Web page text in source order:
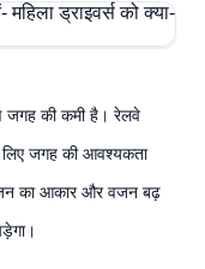
जगह की कमी है। रेलवे
जगह की आवश्यकता
का आकार और वजन बढ़